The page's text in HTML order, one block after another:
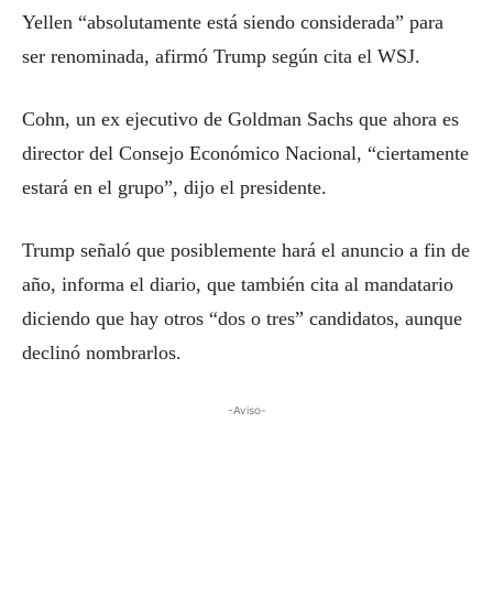
Yellen “absolutamente está siendo considerada” para
ser renominada, afirmó Trump según cita el WSJ.
Cohn, un ex ejecutivo de Goldman Sachs que ahora es
director del Consejo Económico Nacional, “ciertamente
estará en el grupo”, dijo el presidente.
Trump señaló que posiblemente hará el anuncio a fin de
año, informa el diario, que también cita al mandatario
diciendo que hay otros “dos o tres” candidatos, aunque
declinó nombrarlos.
-Aviso-